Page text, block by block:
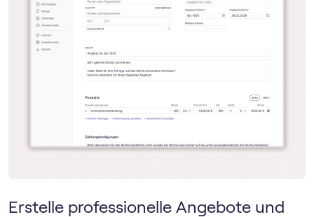
Erstelle professionelle Angebote und